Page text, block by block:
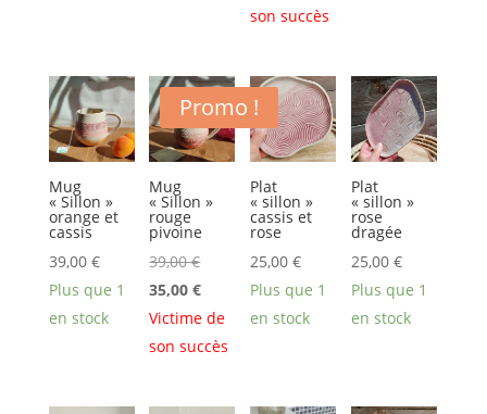
était :
actuel
35,00 €.
son succès
Mug
« Sillon »
orange et
cassis
39,00 €
Plus que 1
en stock
Promo !
Mug
« Sillon »
rouge
pivoine
39,00€Le
prix
initial
était :
35,00€Le
prix
actuel
35,00 €.
Victime de
son succès
Plat
« sillon »
cassis et
rose
25,00€
Plus que 1
en stock
Plat
« sillon »
rose
dragée
25,00 €
Plus que 1
en stock